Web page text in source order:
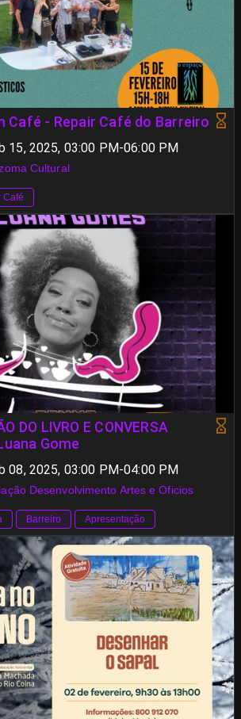
Café - Repair Café do Barreiro
15, 2025, 03:00 PM-06:00 PM
Cultural
Café
DO LIVRO E CONVERSA
Gome
08, 2025, 03:00 PM-04:00 PM
Desenvolvimento Artes e Oficios
Barreiro Apresentação